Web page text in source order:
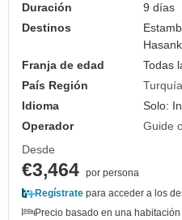
Duración
9 días
Destinos
Franja de edad
Todas
País Región
Idioma
Solo:
Operador
Guide
Desde
€3,464 por persona
Regístrate para acceder a los
Precio basado en una